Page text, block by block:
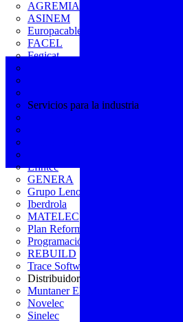
AGREMIA
ASINEM
Europacable
FACEL
Fegicat
Servicios para la industria
Efintec
GENERA
Grupo Lenor
Iberdrola
MATELEC
Plan Reforma
Programación Integral
REBUILD
Trace Software
Distribuidor
Muntaner Electro
Novelec
Sinelec